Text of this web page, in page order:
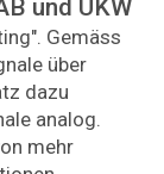
und UKW
Gemäss
über
dazu
analog.
mehr